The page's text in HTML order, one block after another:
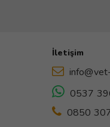
İletişim
0537
0850